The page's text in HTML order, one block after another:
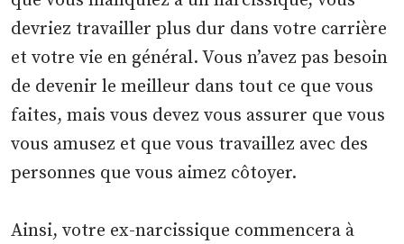
devriez travailler plus dur dans votre carrière
et votre vie en général. Vous n’avez pas besoin
de devenir le meilleur dans tout ce que vous
faites, mais vous devez vous assurer que vous
vous amusez et que vous travaillez avec des
personnes que vous aimez côtoyer.
Ainsi, votre ex-narcissique commencera à